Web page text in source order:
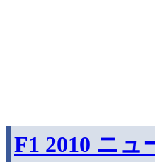
F1 2010 ニュ